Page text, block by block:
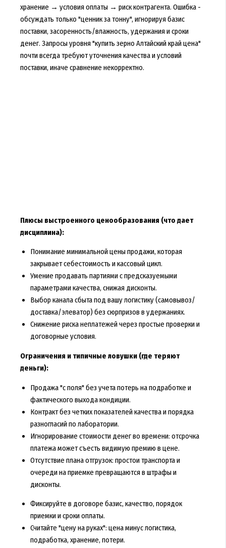
хранение → условия оплаты → риск контрагента. Ошибка -
обсуждать только "ценник за тонну", игнорируя базис
поставки, засоренность/влажность, удержания и сроки
денег. Запросы уровня "купить зерно Алтайский край цена"
почти всегда требуют уточнения качества и условий
поставки, иначе сравнение некорректно.
Плюсы выстроенного ценообразования (что дает
дисциплина):
Понимание минимальной цены продажи, которая
закрывает себестоимость и кассовый цикл.
Умение продавать партиями с предсказуемыми
параметрами качества, снижая дисконты.
Выбор канала сбыта под вашу логистику (самовывоз/
доставка/элеватор) без сюрпризов в удержаниях.
Снижение риска неплатежей через простые проверки и
договорные условия.
Ограничения и типичные ловушки (где теряют
деньги):
Продажа "с поля" без учета потерь на подработке и
фактического выхода кондиции.
Контракт без четких показателей качества и порядка
разногласий по лаборатории.
Игнорирование стоимости денег во времени: отсрочка
платежа может съесть видимую премию в цене.
Отсутствие плана отгрузок: простои транспорта и
очереди на приемке превращаются в штрафы и
дисконты.
Фиксируйте в договоре базис, качество, порядок
приемки и сроки оплаты.
Считайте "цену на руках": цена минус логистика,
подработка, хранение, потери.